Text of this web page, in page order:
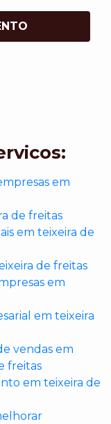
em
de freitas
em teixeira de
de freitas
em
em teixeira
vendas em
freitas
em teixeira de